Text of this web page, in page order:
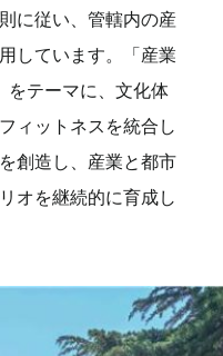
に従い、管轄内の産
しています。「産業
をテーマに、文化体
ィットネスを統合し
創造し、産業と都市
オを継続的に育成し